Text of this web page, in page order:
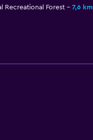
Recreational Forest
7,6 km